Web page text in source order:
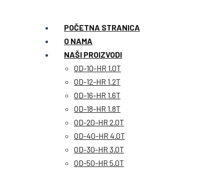
POČETNA STRANICA
O NAMA
NAŠI PROIZVODI
OD-10-HR 1.0T
OD-12-HR 1.2T
OD-16-HR 1.6T
OD-18-HR 1.8T
OD-20-HR 2.0T
OD-40-HR 4.0T
OD-30-HR 3.0T
OD-50-HR 5.0T